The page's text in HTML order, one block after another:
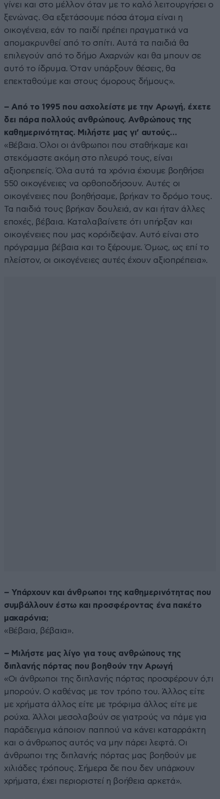
γίνει και στο μέλλον όταν με το καλό λειτουργήσει ο
ξενώνας. Θα εξετάσουμε πόσα άτομα είναι η
οικογένεια, εάν το παιδί πρέπει πραγματικά να
απομακρυνθεί από το σπίτι. Αυτά τα παιδιά θα
επιλεγούν από το δήμο Αχαρνών και θα μπουν σε
αυτό το ίδρυμα. Όταν υπάρξουν θέσεις, θα
επεκταθούμε και στους όμορους δήμους».
– Από το 1995 που ασχολείστε με την Αρωγή, έχετε
δει πάρα πολλούς ανθρώπους. Ανθρώπους της
καθημερινότητας. Μιλήστε μας γι’ αυτούς…
«Βέβαια. Όλοι οι άνθρωποι που σταθήκαμε και
στεκόμαστε ακόμη στο πλευρό τους, είναι
αξιοπρεπείς. Όλα αυτά τα χρόνια έχουμε βοηθήσει
550 οικογένειες να ορθοποδήσουν. Αυτές οι
οικογένειες που βοηθήσαμε, βρήκαν το δρόμο τους.
Τα παιδιά τους βρήκαν δουλειά, αν και ήταν άλλες
εποχές, βέβαια. Καταλαβαίνετε ότι υπήρξαν και
οικογένειες που μας κορόιδεψαν. Αυτό είναι στο
πρόγραμμα βέβαια και το ξέρουμε. Όμως, ως επί το
πλείστον, οι οικογένειες αυτές έχουν αξιοπρέπεια».
– Υπάρχουν και άνθρωποι της καθημερινότητας που
συμβάλλουν έστω και προσφέροντας ένα πακέτο
μακαρόνια;
«Βέβαια, βέβαια».
– Μιλήστε μας λίγο για τους ανθρώπους της
διπλανής πόρτας που βοηθούν την Αρωγή
«Οι άνθρωποι της διπλανής πόρτας προσφέρουν ό,τι
μπορούν. Ο καθένας με τον τρόπο του. Άλλος είτε
με χρήματα άλλος είτε με τρόφιμα άλλος είτε με
ρούχα. Άλλοι μεσολαβούν σε γιατρούς να πάμε για
παράδειγμα κάποιον παππού να κάνει καταρράκτη
και ο άνθρωπος αυτός να μην πάρει λεφτά. Οι
άνθρωποι της διπλανής πόρτας μας βοηθούν με
χιλιάδες τρόπους. Σήμερα δε που δεν υπάρχουν
χρήματα, έχει περιοριστεί η βοήθεια αρκετά».